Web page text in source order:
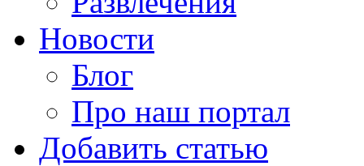
Новости
Блог
Про наш портал
Добавить статью